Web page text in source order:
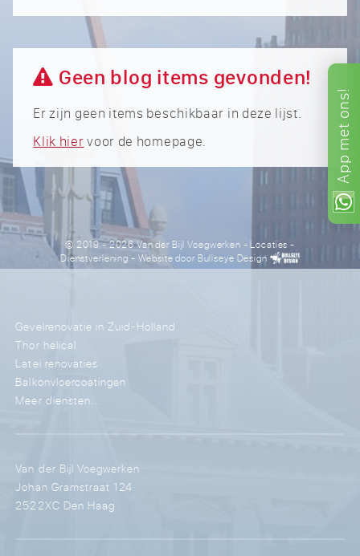
App
met
ons!
Geen blog items gevonden!
Er zijn geen items beschikbaar in deze lijst.
Klik hiervoor de homepage.
© 2019 - 2026 Van der Bijl Voegwerken -Locaties -
Dienstverlening - Website doorBullseye Design
Gevelrenovatie in Zuid-Holland
Thor helical
Latei renovaties
Balkonvloercoatingen
Meer diensten...
Van der Bijl Voegwerken
Johan Gramstraat 124
2522XC Den Haag